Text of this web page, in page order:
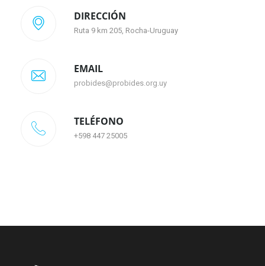
DIRECCIÓN
Ruta 9 km 205, Rocha-Uruguay
EMAIL
probides@probides.org.uy
TELÉFONO
+598 447 25005